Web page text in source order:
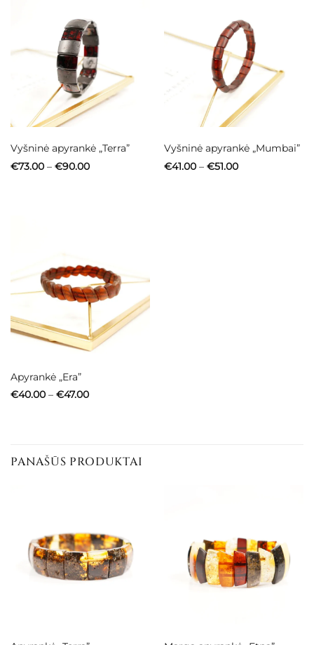
Vyšninė apyrankė „Terra”
€73.00 – €90.00Price
Vyšninė apyrankė „Mumbai”
€41.00 – €51.00Price
Apyrankė „Era”
€40.00 – €47.00Price
PANAŠŪS PRODUKTAI